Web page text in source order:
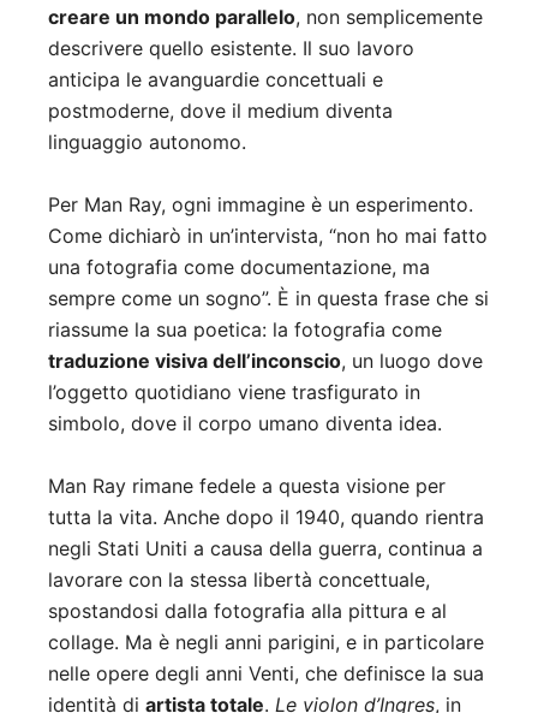
creare un mondo parallelo, non semplicemente
descrivere quello esistente. Il suo lavoro
anticipa le avanguardie concettuali e
postmoderne, dove il medium diventa
linguaggio autonomo.
Per Man Ray, ogni immagine è un esperimento.
Come dichiarò in un’intervista, “non ho mai fatto
una fotografia come documentazione, ma
sempre come un sogno”. È in questa frase che si
riassume la sua poetica: la fotografia come
traduzione visiva dell’inconscio, un luogo dove
l’oggetto quotidiano viene trasfigurato in
simbolo, dove il corpo umano diventa idea.
Man Ray rimane fedele a questa visione per
tutta la vita. Anche dopo il 1940, quando rientra
negli Stati Uniti a causa della guerra, continua a
lavorare con la stessa libertà concettuale,
spostandosi dalla fotografia alla pittura e al
collage. Ma è negli anni parigini, e in particolare
nelle opere degli anni Venti, che definisce la sua
identità di artista totale. Le violon d’Ingres, in